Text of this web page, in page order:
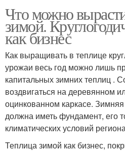
Промышленная теплица
Что можно
зимой.
как бизнес
Как выращивать в теплице
урожаи весь год можно лишь
капитальных зимних теплиц .
воздвигаться на деревянном
оцинкованном каркасе.
должна иметь фундамент, его
климатических условий
Теплица зимой как бизнес,